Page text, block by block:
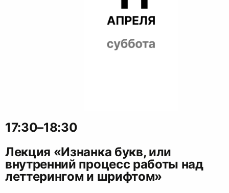
17:30–18:30
Лекция «Изнанка букв, или
внутренний процесс работы над
леттерингом и шрифтом»